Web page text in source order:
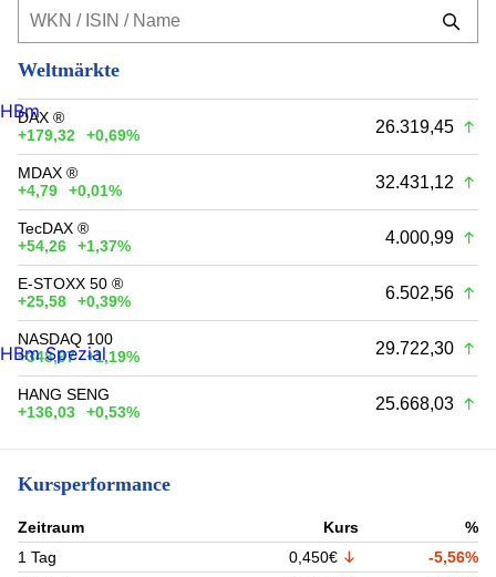
Weltmärkte
DAX ®
+179,32
+0,69% 26.319,45
MDAX ®
+4,79
+0,01% 32.431,12
TecDAX ®
+54,26
+1,37% 4.000,99
E-STOXX 50 ®
+25,58
+0,39% 6.502,56
NASDAQ 100
+348,97
+1,19% 29.722,30
HANG SENG
+136,03
+0,53% 25.668,03
Kursperformance
Zeitraum Kurs
%
1 Tag
0,450€
-5,56%
HBm
HBm Spezial